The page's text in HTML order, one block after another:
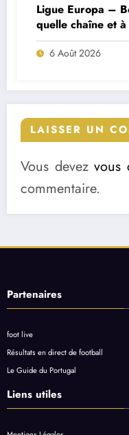
Ligue Europa –
quelle chaîne et
match ?
6 Août 2026
LAISSER UN
Vous devezvous
commentaire.
Partenaires
foot live
Résultats en direct de football
Le Guide du Portugal
Liens utiles